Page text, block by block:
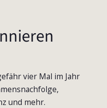
vier Mal im Jahr
und mehr.